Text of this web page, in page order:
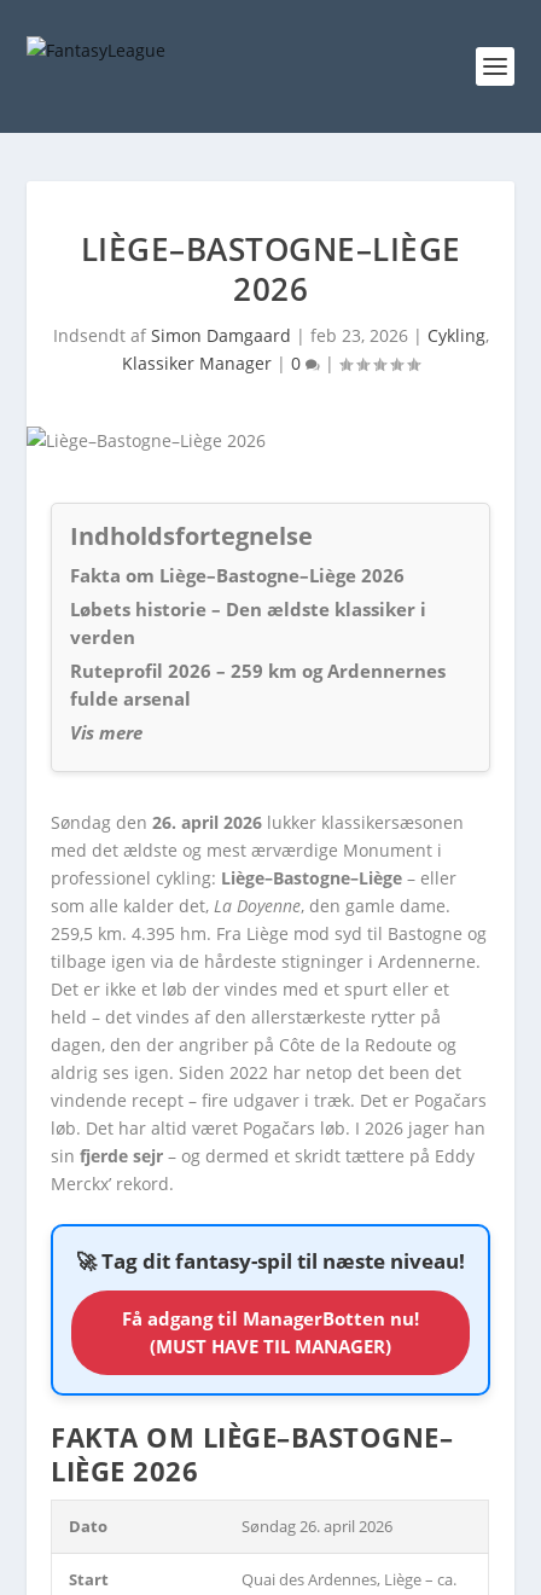
LIÈGE–BASTOGNE–LIÈGE
2026
Indsendt af Simon Damgaard | feb 23, 2026| Cykling,
Klassiker Manager | 0 |
Indholdsfortegnelse
Fakta om Liège–Bastogne–Liège 2026
Løbets historie – Den ældste klassiker i
verden
Ruteprofil 2026 – 259 km og Ardennernes
fulde arsenal
Vis mere
Søndag den26. april 2026 lukker klassikersæsonen
med det ældste og mest ærværdige Monument i
professionel cykling: Liège–Bastogne–Liège – eller
som alle kalder det,La Doyenne, den gamle dame.
259,5 km. 4.395 hm. Fra Liège mod syd til Bastogne og
tilbage igen via de hårdeste stigninger i Ardennerne.
Det er ikke et løb der vindes med et spurt eller et
held – det vindes af den allerstærkeste rytter på
dagen, den der angriber på Côte de la Redoute og
aldrig ses igen. Siden 2022 har netop det been det
vindende recept – fire udgaver i træk. Det er Pogačars
løb. Det har altid været Pogačars løb. I 2026 jager han
sinfjerde sejr – og dermed et skridt tættere på Eddy
Merckx’ rekord.
🚀 Tag dit fantasy-spil til næste niveau!
Få adgang til ManagerBotten nu!
(MUST HAVE TIL MANAGER)
FAKTA OM LIÈGE–BASTOGNE–
LIÈGE 2026
Dato Søndag 26. april 2026
Start
Quai des Ardennes, Liège – ca.